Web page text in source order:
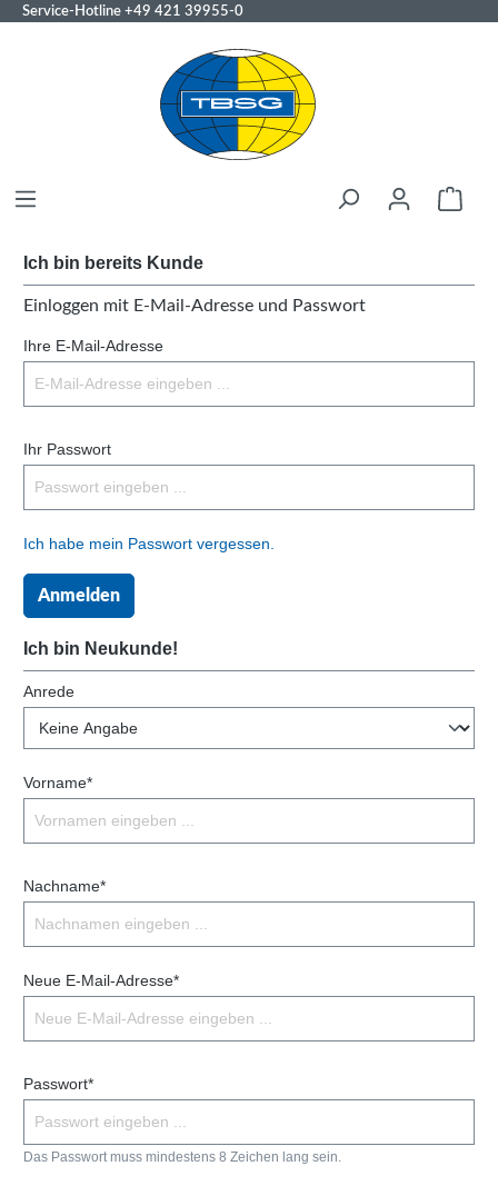
Service-Hotline +49 421 39955-0
Ich bin bereits Kunde
Einloggen mit E-Mail-Adresse und Passwort
Ihre E-Mail-Adresse
Ihr Passwort
Ich habe mein Passwort vergessen.
Anmelden
Ich bin Neukunde!
Anrede
Vorname*
Nachname*
Neue E-Mail-Adresse*
Passwort*
Das Passwort muss mindestens 8 Zeichen lang sein.